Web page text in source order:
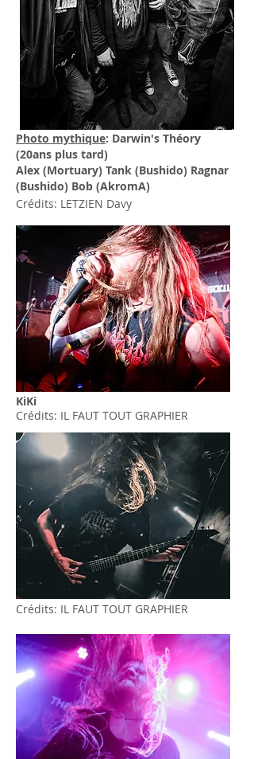
Photo mythique: Darwin's Théory
(20ans plus tard)
Alex (Mortuary) Tank (Bushido) Ragnar
(Bushido) Bob (AkromA)
Crédits: LETZIEN Davy
KiKi
Crédits: IL FAUT TOUT GRAPHIER
Crédits: IL FAUT TOUT GRAPHIER